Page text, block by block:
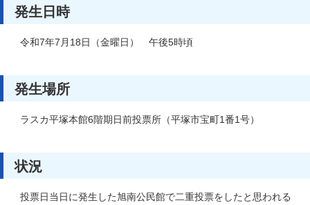
発生日時
令和7年7月18日（金曜日） 午後5時頃
発生場所
ラスカ平塚本館6階期日前投票所（平塚市宝町1番1号）
状況
投票日当日に発生した旭南公民館で二重投票をしたと思われる